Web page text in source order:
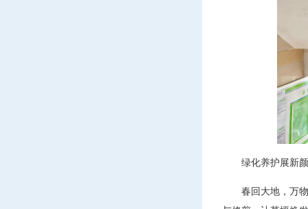
绿化养护展新
春回大地，万